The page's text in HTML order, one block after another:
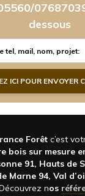
dessous
Forêt c’est
bois sur mesure
91, Hauts de
Marne 94, Val
nos